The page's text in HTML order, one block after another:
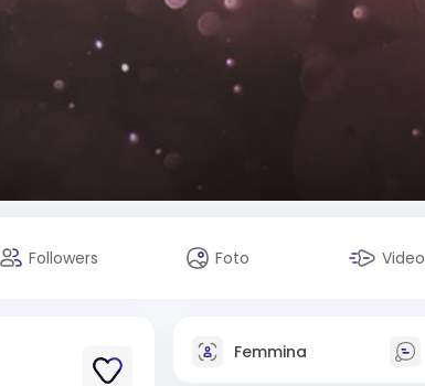
Followers Foto Video
Femmina